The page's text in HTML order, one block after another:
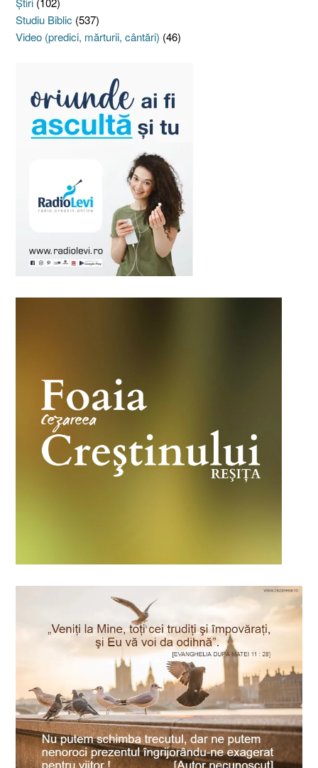
Studiu Biblic (537)
Video (predici, mărturii, cântări) (46)